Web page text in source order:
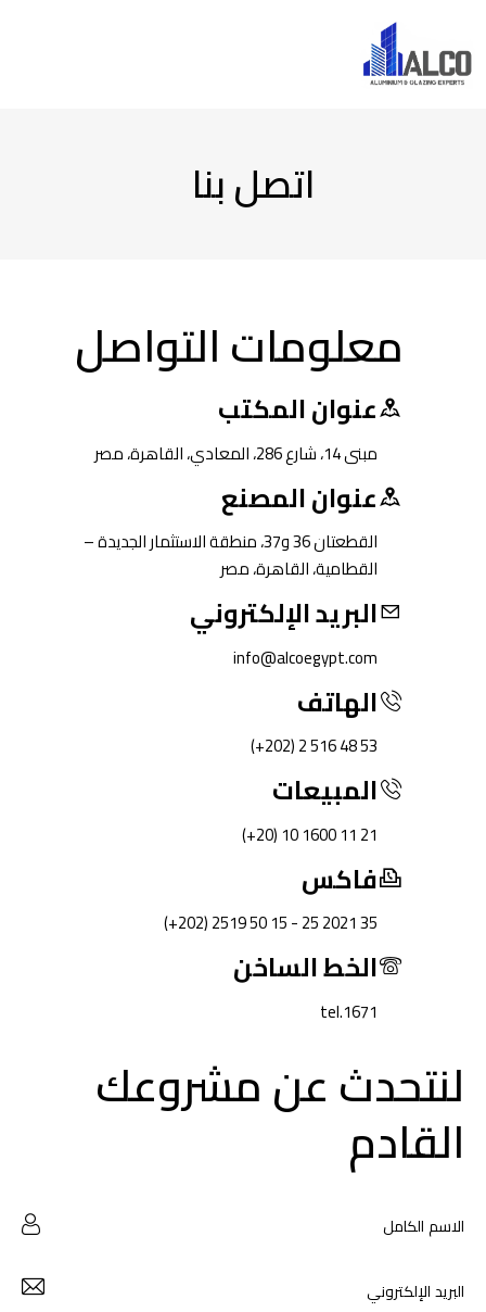
اتصل بنا
معلومات التواصل
عنوان المكتب
مبنى 14، شارع 286، المعادي، القاهرة، مصر
عنوان المصنع
القطعتان 36 و37، منطقة الاستثمار الجديدة –
القطامية، القاهرة، مصر
البريد الإلكتروني
info@alcoegypt.com
الهاتف
(+202) 2 516 48 53
المبيعات
(+20) 10 1600 11 21
فاكس
(+202) 2519 50 15 - 25 2021 35
الخط الساخن
1671.tel
لنتحدث عن مشروعك
القادم